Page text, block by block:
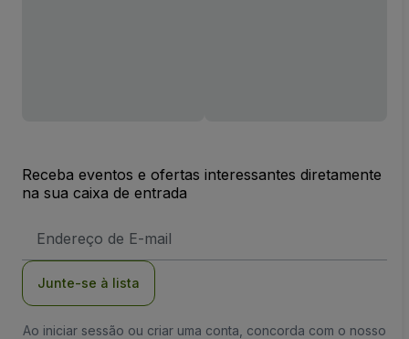
Receba eventos e ofertas interessantes diretamente
na sua caixa de entrada
de
Junte-se à lista
Ao iniciar sessão ou criar uma conta, concorda com o nosso